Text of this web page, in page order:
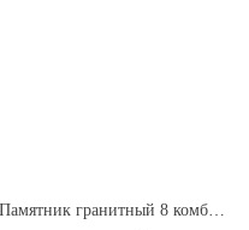
Памятник гранитный 8 комбинированный для одного